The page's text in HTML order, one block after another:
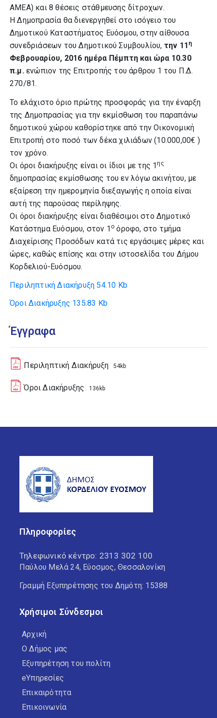
ΑΜΕΑ) και 8 θέσεις στάθμευσης δίτροχων.
Η Δημοπρασία θα διενεργηθεί στο ισόγειο του
Δημοτικού Καταστήματος Ευόσμου, στην αίθουσα
συνεδριάσεων του Δημοτικού Συμβουλίου, την 11 η
Φεβρουαρίου, 2016 ημέρα Πέμπτη και ώρα 10.30
π.μ.ενώπιον της Επιτροπής του άρθρου 1 του Π.Δ.
270/81.
Το ελάχιστο όριο πρώτης προσφοράς για την έναρξη
της Δημοπρασίας για την εκμίσθωση του παραπάνω
δημοτικού χώρου καθορίστηκε από την Οικονομική
Επιτροπή στο ποσό των δέκα χιλιάδων (10.000,00€ )
τον χρόνο.
Οι όροι διακήρυξης είναι οι ίδιοι με της 1ης
δημοπρασίας εκμίσθωσης του εν λόγω ακινήτου, με
εξαίρεση την ημερομηνία διεξαγωγής η οποία είναι
αυτή της παρούσας περίληψης.
Οι όροι διακήρυξης είναι διαθέσιμοι στο Δημοτικό
Κατάστημα Ευόσμου, στον 1 ο όροφο, στο τμήμα
Διαχείρισης Προσόδων κατά τις εργάσιμες μέρες και
ώρες, καθώς επίσης και στην ιστοσελίδα του Δήμου
Κορδελιού-Ευόσμου.
Περιληπτική Διακήρυξη 54.10 Kb
Όροι Διακήρυξης 135.83 Kb
Έγγραφα
Περιληπτική Διακήρυξη 54kb
Όροι Διακήρυξης 136kb
Πληροφορίες
Τηλεφωνικό κέντρο: 2313 302 100
Παύλου Μελά 24, Εύοσμος, Θεσσαλονίκη
Γραμμή Εξυπηρέτησης του Δημότη: 15388
Χρήσιμοι Σύνδεσμοι
Αρχική
Ο Δήμος μας
Εξυπηρέτηση του πολίτη
eΥπηρεσίες
Επικαιρότητα
Επικοινωνία